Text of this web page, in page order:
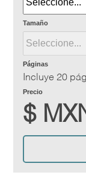
Tamaño
Páginas
Incluye 20
Precio
$